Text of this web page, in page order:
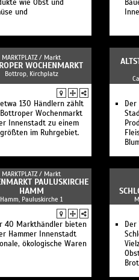
wie Obst und
und
MARKTPLATZ / Markt
WOCHENMARKT
Bottrop, Kirchplatz
130 Händlern zählt
Wochenmarkt
Innenstadt zu einem
im Ruhrgebiet.
MARKTPLATZ / Markt
PAULUSKIRCHE
HAMM
Hamm, Pauluskirche 1
40 Markthändler bieten
Hammer Innenstadt
ökologische Waren